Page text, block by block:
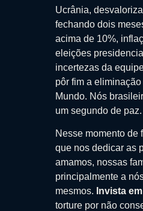
Ucrânia,
fechando dois
acima de 10%,
eleições
incertezas da
pôr fim a
Mundo. Nós
um segundo de paz.
Nesse momento de
que nos dedicar as
amamos, nossas
principalmente a
mesmos. Invista
torture por não